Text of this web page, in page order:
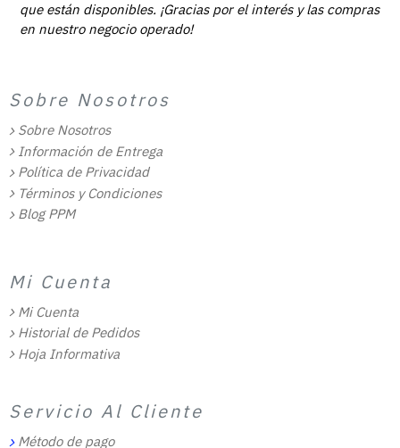
que están disponibles. ¡Gracias por el interés y las compras
en nuestro negocio operado!
Sobre Nosotros
Sobre Nosotros
Información de Entrega
Política de Privacidad
Términos y Condiciones
Blog PPM
Mi Cuenta
Mi Cuenta
Historial de Pedidos
Hoja Informativa
Servicio Al Cliente
Método de pago